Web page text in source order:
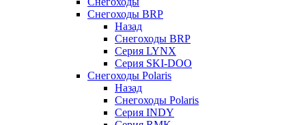
Снегоходы BRP
Назад
Снегоходы BRP
Серия LYNX
Серия SKI-DOO
Снегоходы Polaris
Назад
Снегоходы Polaris
Серия INDY